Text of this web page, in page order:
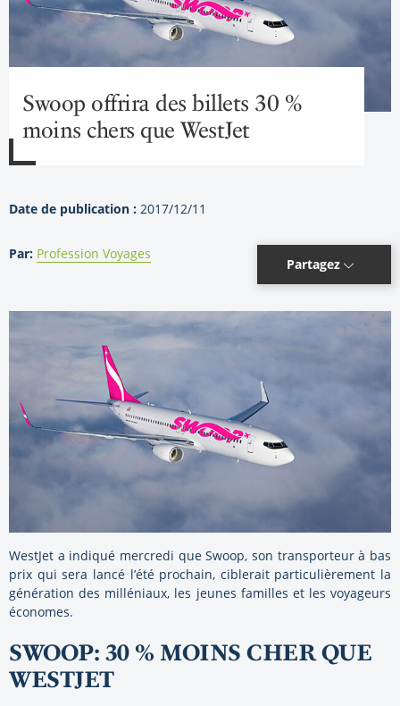
Swoop offrira des billets 30 %
moins chers que WestJet
Date de publication : 2017/12/11
Par: Profession Voyages
Partagez
WestJet a indiqué mercredi que Swoop, son transporteur à bas
prix qui sera lancé l’été prochain, ciblerait particulièrement la
génération des milléniaux, les jeunes familles et les voyageurs
économes.
SWOOP: 30 % MOINS CHER QUE
WESTJET